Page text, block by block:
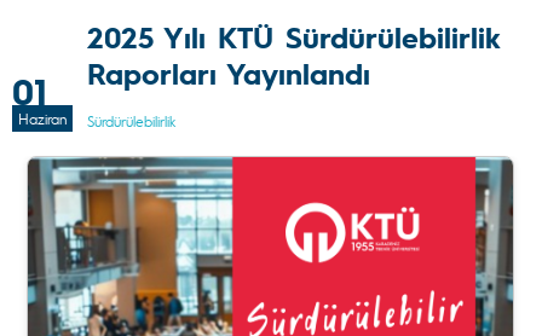
01
Haziran
2025 Yılı KTÜ Sürdürülebilirlik
Raporları Yayınlandı
Sürdürülebilirlik